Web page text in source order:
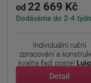
od 22 669 Kč
Dodáváme do 2-4
Individuální ruční
zpracování a
kvalita řadí postel
Detail